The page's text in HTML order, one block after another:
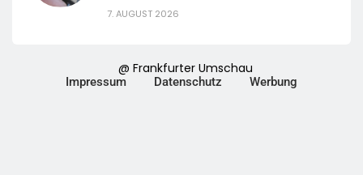
7. AUGUST 2026
@ Frankfurter Umschau
Impressum Datenschutz Werbung